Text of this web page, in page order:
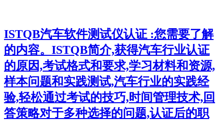
ISTQB汽车软件测试仪认证 :您需要了解
的内容。ISTQB简介,获得汽车行业认证
的原因,考试格式和要求,学习材料和资源,
样本问题和实践测试,汽车行业的实践经
验,轻松通过考试的技巧,时间管理技术,回
答策略对于多种选择的问题,认证后的职